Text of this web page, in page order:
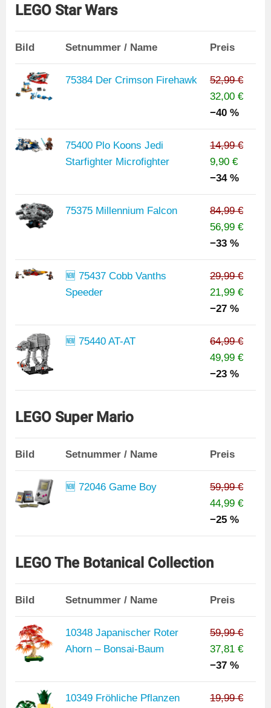
LEGO Star Wars
Bild Setnummer / Name Preis
75384 Der Crimson Firehawk
52,99 €
32,00 €
−40 %
75400 Plo Koons Jedi
Starfighter Microfighter
14,99 €
9,90 €
−34 %
75375 Millennium Falcon
84,99 €
56,99 €
−33 %
🆕 75437 Cobb Vanths
Speeder
29,99 €
21,99 €
−27 %
🆕 75440 AT-AT
64,99 €
49,99 €
−23 %
LEGO Super Mario
Bild Setnummer / Name Preis
🆕 72046 Game Boy
59,99 €
44,99 €
−25 %
LEGO The Botanical Collection
Bild Setnummer / Name Preis
10348 Japanischer Roter
Ahorn – Bonsai-Baum
59,99 €
37,81 €
−37 %
10349 Fröhliche Pflanzen
19,99 €